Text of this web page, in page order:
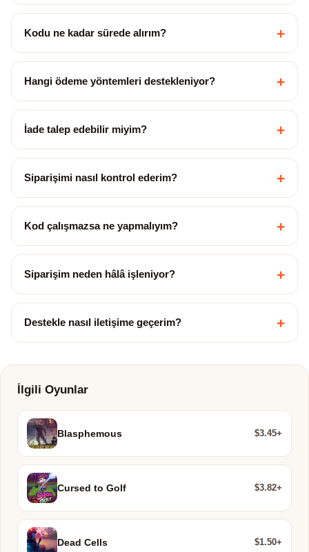
Kodu ne kadar sürede alırım? +
Hangi ödeme yöntemleri destekleniyor? +
İade talep edebilir miyim? +
Siparişimi nasıl kontrol ederim? +
Kod çalışmazsa ne yapmalıyım? +
Siparişim neden hâlâ işleniyor? +
Destekle nasıl iletişime geçerim? +
İlgili Oyunlar
Blasphemous $3.45+
Cursed to Golf $3.82+
Dead Cells $1.50+